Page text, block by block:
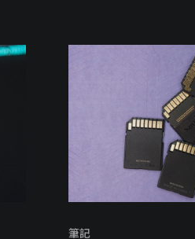
起改變了。
筆記